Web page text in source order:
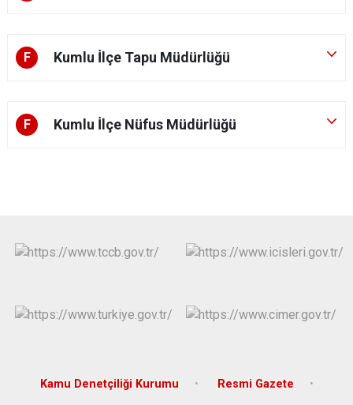
F Kumlu İlçe Tapu Müdürlüğü
F Kumlu İlçe Nüfus Müdürlüğü
Kamu Denetçiliği Kurumu Resmi Gazete